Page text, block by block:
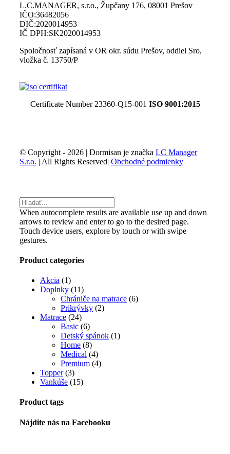
L.C.MANAGER, s.r.o., Župčany 176, 08001 Prešov
IČO:36482056
DIČ:2020014953
IČ DPH:SK2020014953
Spoločnosť zapísaná v OR okr. súdu Prešov, oddiel Sro,
vložka č. 13750/P
Certificate Number 23360-Q15-001 ISO 9001:2015
© Copyright - 2026 | Dormisan je značka LC Manager
S.r.o. | All Rights Reserved| Obchodné podmienky
When autocomplete results are available use up and down
arrows to review and enter to go to the desired page.
Touch device users, explore by touch or with swipe
gestures.
Product categories
Akcia (1)
Doplnky (11)
Chrániče na matrace (6)
Prikrývky (2)
Matrace (24)
Basic (6)
Detský spánok (1)
Home (8)
Medical (4)
Premium (4)
Topper (3)
Vankúše (15)
Product tags
Nájdite nás na Facebooku